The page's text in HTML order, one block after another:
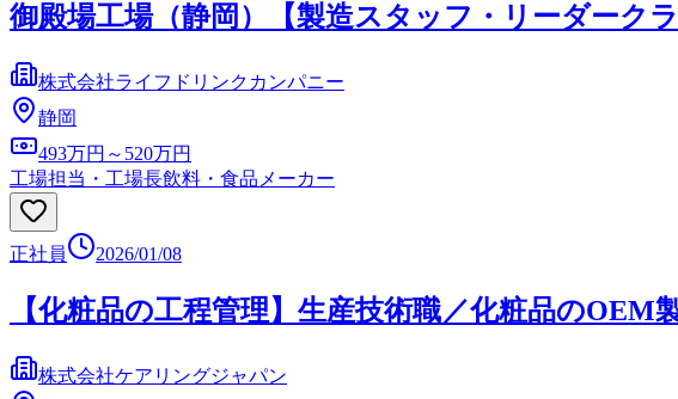
御殿場工場（静岡）【製造スタッフ・リーダーク
株式会社ライフドリンクカンパニー
静岡
493万円～520万円
工場担当・工場長飲料・食品メーカー
正社員 2026/01/08
【化粧品の工程管理】生産技術職／化粧品の
株式会社ケアリングジャパン